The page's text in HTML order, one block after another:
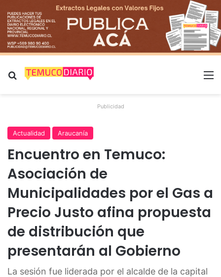
Buscar por
Publicidad
Actualidad Araucanía
Encuentro en Temuco:
Asociación de
Municipalidades por el Gas a
Precio Justo afina propuesta
de distribución que
presentarán al Gobierno
La sesión fue liderada por el alcalde de la capital